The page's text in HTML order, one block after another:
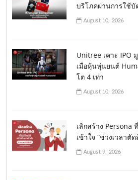
บริโภคผ่านการใช้บั
August 10, 2026
Unitree เคาะ IPO
เมื่อหุ้นหุ่นยนต์
โต 4 เท่า
August 10, 2026
เลิกสร้าง Persona
เข้าใจ “ช่วงเวลาตั
August 9, 2026